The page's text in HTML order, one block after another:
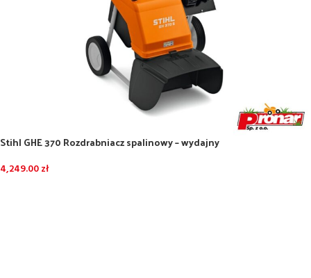
Stihl GHE 370 Rozdrabniacz spalinowy – wydajny
4,249.00zł